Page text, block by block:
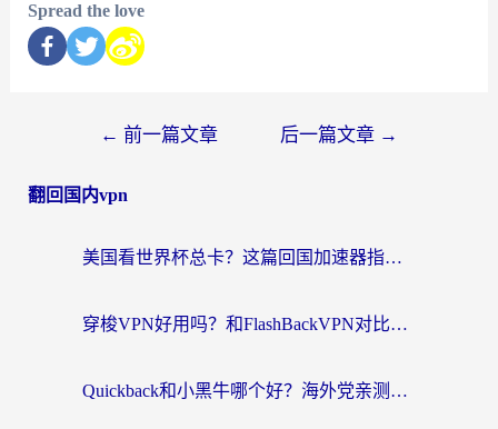
Spread the love
← 前一篇文章 后一篇文章 →
翻回国内vpn
美国看世界杯总卡？这篇回国加速器指南帮你无缝刷国内资源（附苹果手机VPN设置步骤）
穿梭VPN好用吗？和FlashBackVPN对比哪个回国效果更好？
Quickback和小黑牛哪个好？海外党亲测指南，选对回国加速器秒回国内